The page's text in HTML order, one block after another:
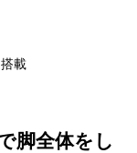
載
脚全体をし